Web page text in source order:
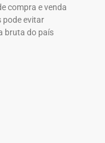
compra e venda
pode evitar
bruta do país